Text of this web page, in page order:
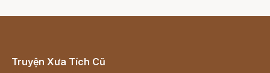
Truyện Xưa Tích Cũ